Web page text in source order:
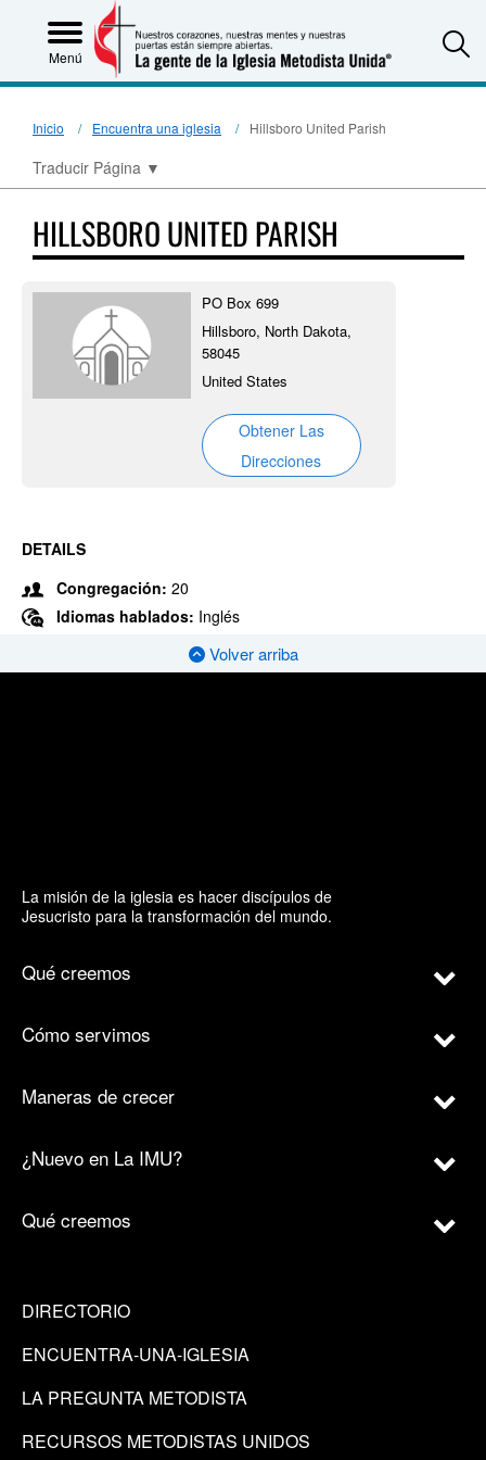
Menú
Inicio Encuentra una iglesia Hillsboro United Parish
Traducir Página ▼
HILLSBORO UNITED PARISH
PO Box 699
Hillsboro, North Dakota,
58045
United States
Obtener Las
Direcciones
DETAILS
Congregación: 20
Idiomas hablados: Inglés
Volver arriba
La misión de la iglesia es hacer discípulos de
Jesucristo para la transformación del mundo.
Qué creemos
Cómo servimos
Maneras de crecer
¿Nuevo en La IMU?
Qué creemos
DIRECTORIO
ENCUENTRA-UNA-IGLESIA
LA PREGUNTA METODISTA
RECURSOS METODISTAS UNIDOS